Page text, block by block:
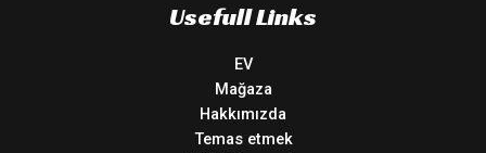
Usefull Links
EV
Mağaza
Hakkımızda
Temas etmek